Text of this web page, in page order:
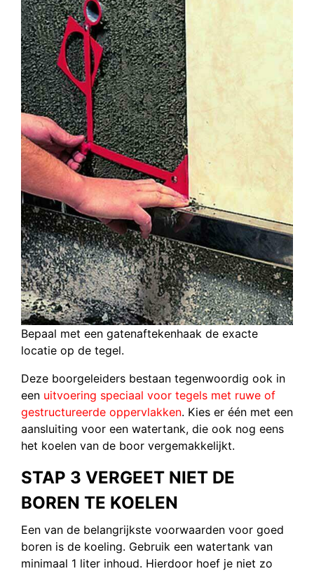
Bepaal met een gatenaftekenhaak de exacte
locatie op de tegel.
Deze boorgeleiders bestaan tegenwoordig ook in
een uitvoering speciaal voor tegels met ruwe of
gestructureerde oppervlakken. Kies er één met een
aansluiting voor een watertank, die ook nog eens
het koelen van de boor vergemakkelijkt.
STAP 3 VERGEET NIET DE
BOREN TE KOELEN
Een van de belangrijkste voorwaarden voor goed
boren is de koeling. Gebruik een watertank van
minimaal 1 liter inhoud. Hierdoor hoef je niet zo